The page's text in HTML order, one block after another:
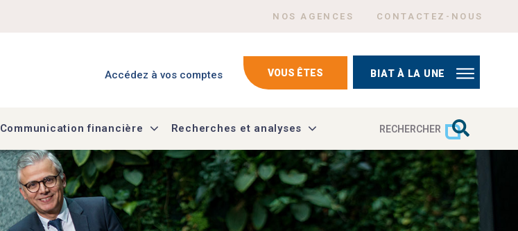
NOS AGENCES CONTACTEZ-NOUS
Accédez à vos comptes VOUS ÊTES BIAT À LA UNE
Communication financière Recherches et analyses RECHERCHER